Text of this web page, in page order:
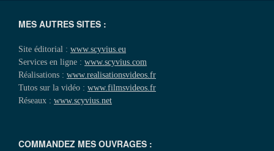
MES AUTRES SITES :
Site éditorial : www.scyvius.eu
Services en ligne : www.scyvius.com
Réalisations : www.realisationsvideos.fr
Tutos sur la vidéo : www.filmsvideos.fr
Réseaux : www.scyvius.net
COMMANDEZ MES OUVRAGES :